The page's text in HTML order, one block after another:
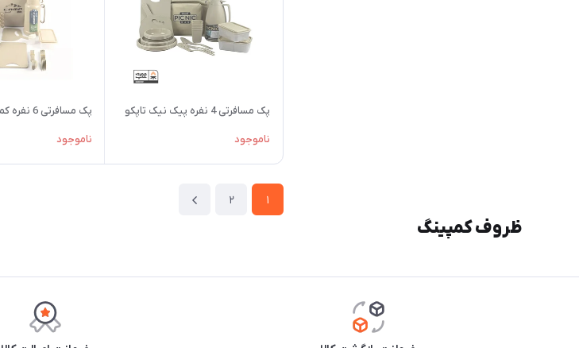
پک مسافرتی 4 نفره پیک نیک تاپکو
ناموجود
پک مسافرتی 6 نفره کمپ تاپکو
ناموجود
1
2
ظروف کمپینگ